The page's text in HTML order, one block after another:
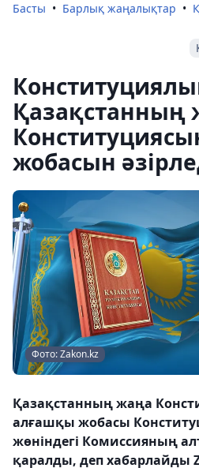
Басты Барлық жаңалықтар
Қазақстанның
жобасын
Фото: Zakon.kz
Қазақстанның жаңа
алғашқы жобасы
жөніндегі Комиссияның
қаралды, деп хабарлайды